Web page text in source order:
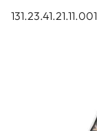
131.23.41.21.11.001